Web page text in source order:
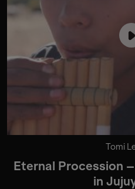
Tomi
Eternal Procession
in